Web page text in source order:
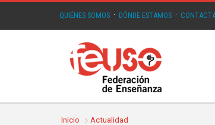
QUIÉNES SOMOS · DÓNDE ESTAMOS ·
Inicio Actualidad